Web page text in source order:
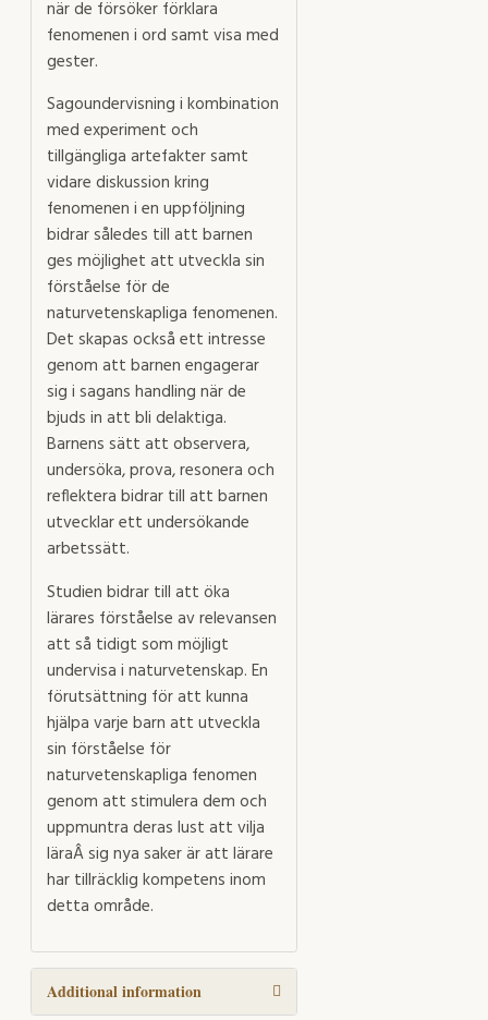
när de försöker förklara
fenomenen i ord samt visa med
gester.
Sagoundervisning i kombination
med experiment och
tillgängliga artefakter samt
vidare diskussion kring
fenomenen i en uppföljning
bidrar således till att barnen
ges möjlighet att utveckla sin
förståelse för de
naturvetenskapliga fenomenen.
Det skapas också ett intresse
genom att barnen engagerar
sig i sagans handling när de
bjuds in att bli delaktiga.
Barnens sätt att observera,
undersöka, prova, resonera och
reflektera bidrar till att barnen
utvecklar ett undersökande
arbetssätt.
Studien bidrar till att öka
lärares förståelse av relevansen
att så tidigt som möjligt
undervisa i naturvetenskap. En
förutsättning för att kunna
hjälpa varje barn att utveckla
sin förståelse för
naturvetenskapliga fenomen
genom att stimulera dem och
uppmuntra deras lust att vilja
läraÂ sig nya saker är att lärare
har tillräcklig kompetens inom
detta område.
Additional information